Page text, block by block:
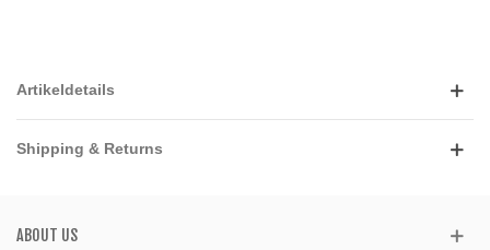
Artikeldetails
Shipping & Returns
ABOUT US